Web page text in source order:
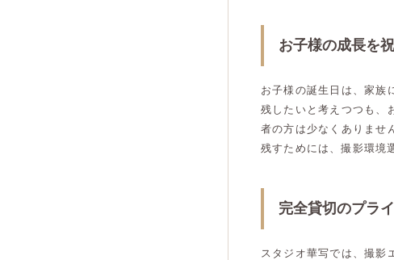
お子様の成長を
お子様の誕生日は、家族
残したいと考えつつも、
者の方は少なくありませ
残すためには、撮影環境
完全貸切のプラ
スタジオ華写では、撮影